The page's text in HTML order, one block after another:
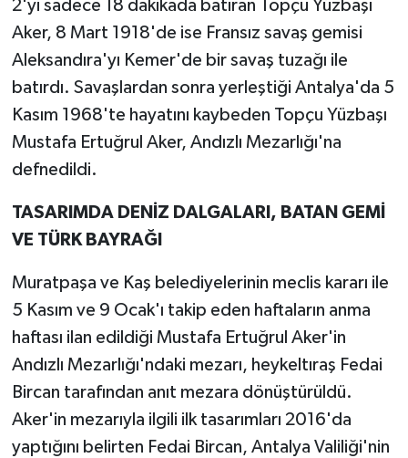
2'yi sadece 18 dakikada batıran Topçu Yüzbaşı
Aker, 8 Mart 1918'de ise Fransız savaş gemisi
Aleksandıra'yı Kemer'de bir savaş tuzağı ile
batırdı. Savaşlardan sonra yerleştiği Antalya'da 5
Kasım 1968'te hayatını kaybeden Topçu Yüzbaşı
Mustafa Ertuğrul Aker, Andızlı Mezarlığı'na
defnedildi.
TASARIMDA DENİZ DALGALARI, BATAN GEMİ
VE TÜRK BAYRAĞI
Muratpaşa ve Kaş belediyelerinin meclis kararı ile
5 Kasım ve 9 Ocak'ı takip eden haftaların anma
haftası ilan edildiği Mustafa Ertuğrul Aker'in
Andızlı Mezarlığı'ndaki mezarı, heykeltıraş Fedai
Bircan tarafından anıt mezara dönüştürüldü.
Aker'in mezarıyla ilgili ilk tasarımları 2016'da
yaptığını belirten Fedai Bircan, Antalya Valiliği'nin
Yaşam